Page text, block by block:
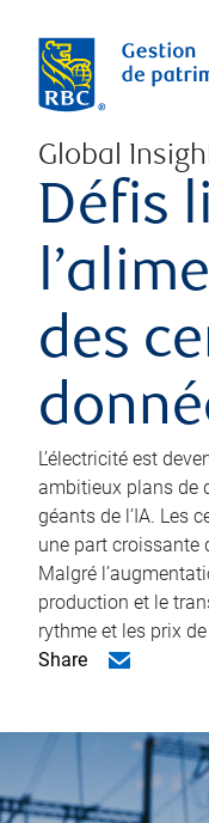
Global
Défis
des
L’électricité est
ambitieux plans de
géants de l’IA. Les
une part croissante
Malgré
production et le
rythme et les prix
Share